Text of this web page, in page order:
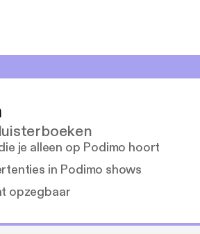
je alleen op Podimo hoort
in Podimo shows
opzegbaar